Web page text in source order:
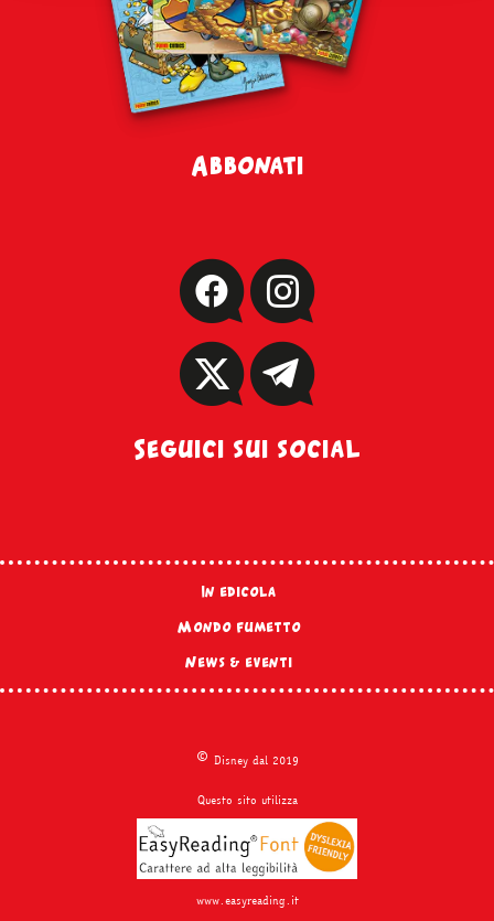
questo banner in alto a destra nessun’altra tipologia di
cookie verrà settata. Infine, se vuoi avere maggiori
informazioni, leggi la nostraCookie Policy
Abbonati
Seguici sui social
In edicola
Mondo fumetto
News & eventi
© Disney dal 2019
Questo sito utilizza
www.easyreading.it